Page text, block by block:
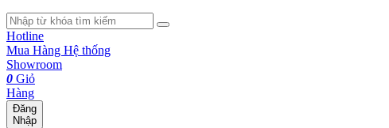
Hotline
Mua Hàng Hệ thống
Showroom
0 Giỏ
Hàng
Đăng
Nhập